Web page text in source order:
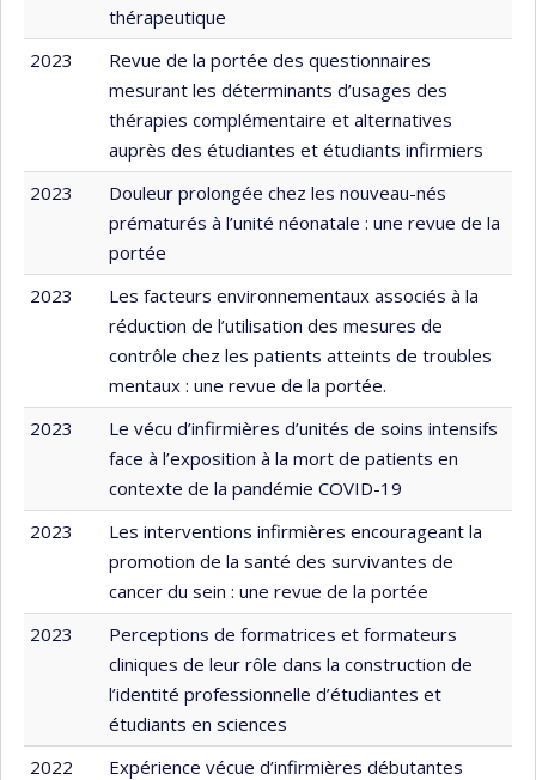
thérapeutique
2023
Revue de la portée des questionnaires
mesurant les déterminants d’usages des
thérapies complémentaire et alternatives
auprès des étudiantes et étudiants infirmiers
2023
Douleur prolongée chez les nouveau-nés
prématurés à l’unité néonatale : une revue de la
portée
2023
Les facteurs environnementaux associés à la
réduction de l’utilisation des mesures de
contrôle chez les patients atteints de troubles
mentaux : une revue de la portée.
2023
Le vécu d’infirmières d’unités de soins intensifs
face à l’exposition à la mort de patients en
contexte de la pandémie COVID-19
2023
Les interventions infirmières encourageant la
promotion de la santé des survivantes de
cancer du sein : une revue de la portée
2023
Perceptions de formatrices et formateurs
cliniques de leur rôle dans la construction de
l’identité professionnelle d’étudiantes et
étudiants en sciences
2022
Expérience vécue d’infirmières débutantes